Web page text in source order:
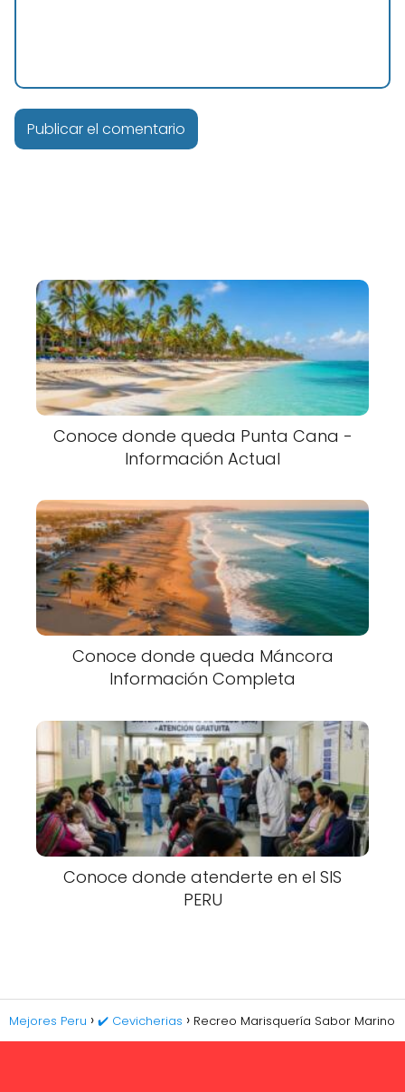
Conoce donde queda Punta Cana -
Información Actual
Conoce donde queda Máncora
Información Completa
Conoce donde atenderte en el SIS
PERU
Mejores Peru ✔️ Cevicherias Recreo Marisquería Sabor Marino